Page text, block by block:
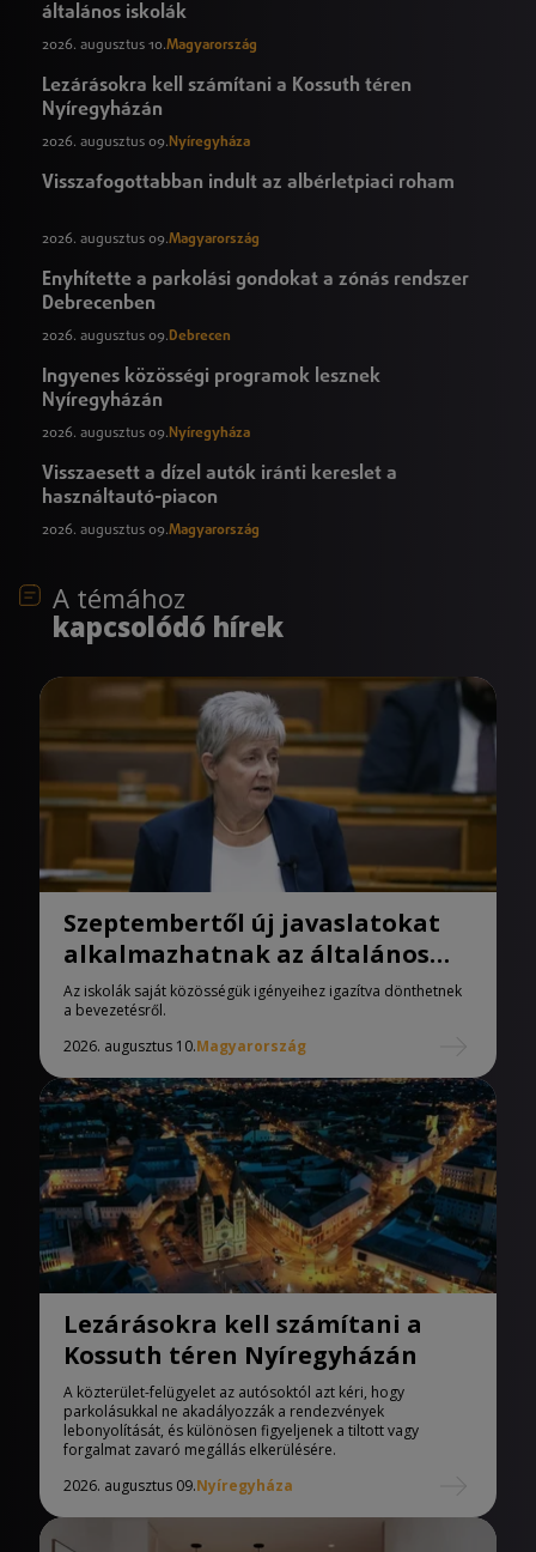
általános iskolák
2026. augusztus 10.Magyarország
Lezárásokra kell számítani a Kossuth téren
Nyíregyházán
2026. augusztus 09. Nyíregyháza
Visszafogottabban indult az albérletpiaci roham
2026. augusztus 09.Magyarország
Enyhítette a parkolási gondokat a zónás rendszer
Debrecenben
2026. augusztus 09.Debrecen
Ingyenes közösségi programok lesznek
Nyíregyházán
2026. augusztus 09. Nyíregyháza
Visszaesett a dízel autók iránti kereslet a
használtautó-piacon
2026. augusztus 09.Magyarország
A témához
kapcsolódó hírek
Szeptembertől új javaslatokat
alkalmazhatnak az általános
iskolák
Az iskolák saját közösségük igényeihez igazítva dönthetnek
a bevezetésről.
2026. augusztus 10.Magyarország
Lezárásokra kell számítani a
Kossuth téren Nyíregyházán
A közterület-felügyelet az autósoktól azt kéri, hogy
parkolásukkal ne akadályozzák a rendezvények
lebonyolítását, és különösen figyeljenek a tiltott vagy
forgalmat zavaró megállás elkerülésére.
2026. augusztus 09.Nyíregyháza